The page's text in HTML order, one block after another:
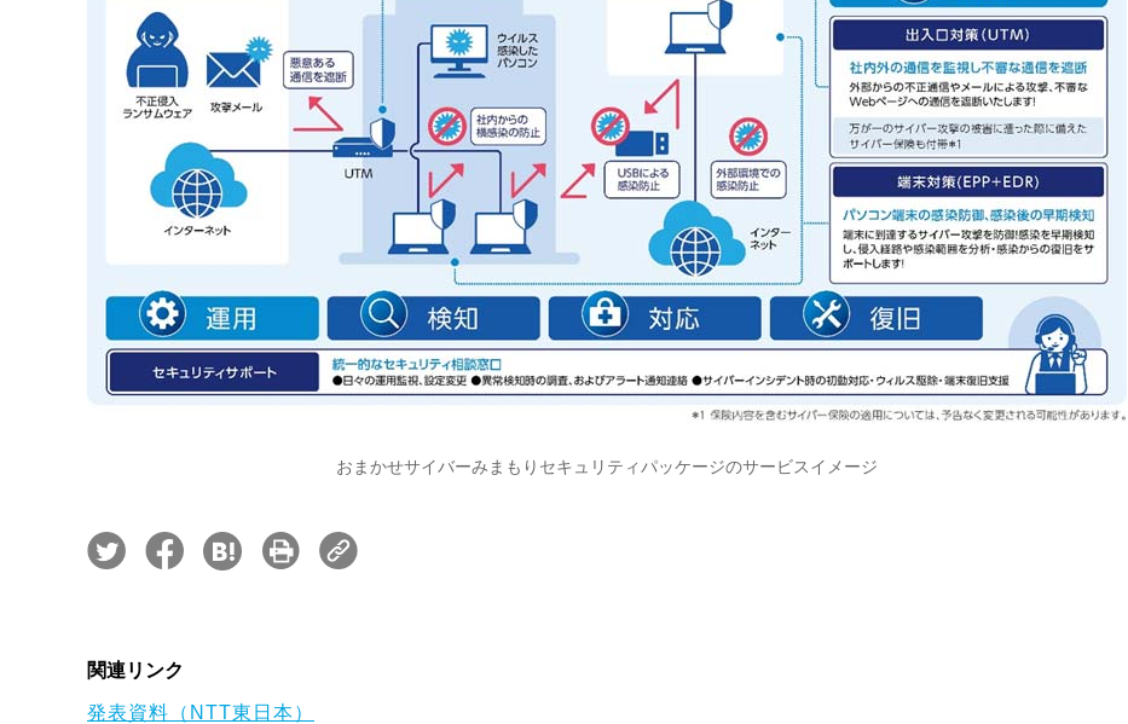
おまかせサイバーみまもりセキュリティパッケージのサービスイメージ
関連リンク
発表資料（NTT東日本）